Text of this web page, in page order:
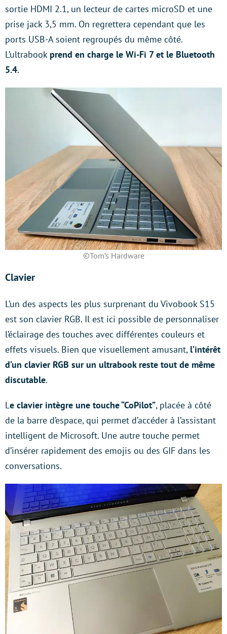
sortie HDMI 2.1, un lecteur de cartes microSD et une
prise jack 3,5 mm. On regrettera cependant que les
ports USB-A soient regroupés du même côté.
L’ultrabook prend en charge le Wi-Fi 7 et le Bluetooth
5.4.
©Tom’s Hardware
Clavier
L’un des aspects les plus surprenant du Vivobook S15
est son clavier RGB. Il est ici possible de personnaliser
l’éclairage des touches avec différentes couleurs et
effets visuels. Bien que visuellement amusant, l’intérêt
d’un clavier RGB sur un ultrabook reste tout de même
discutable.
L e clavier intègre une touche “CoPilot”, placée à côté
de la barre d’espace, qui permet d’accéder à l’assistant
intelligent de Microsoft. Une autre touche permet
d’insérer rapidement des emojis ou des GIF dans les
conversations.